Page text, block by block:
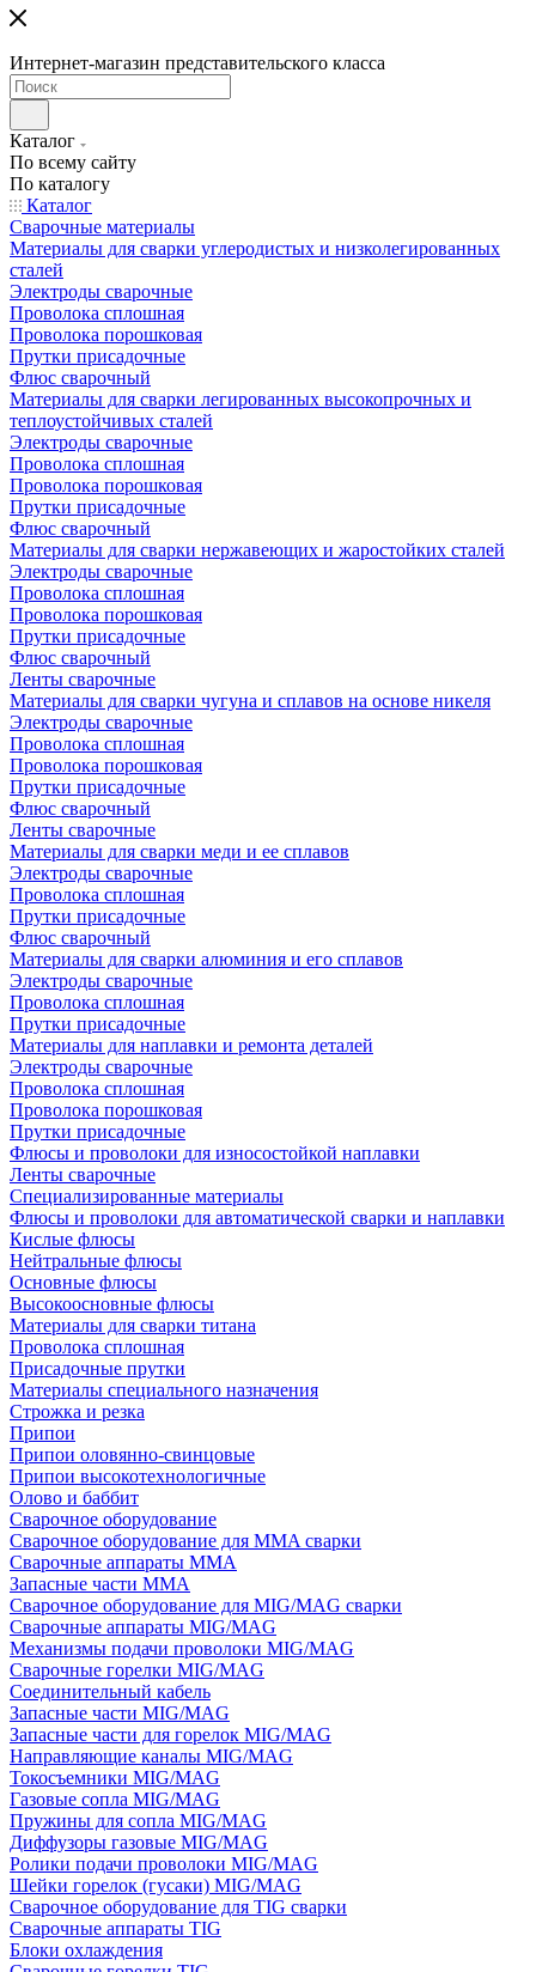
Интернет-магазин представительского класса
Каталог
По всему сайту
По каталогу
Каталог
Сварочные материалы
Материалы для сварки углеродистых и низколегированных
сталей
Электроды сварочные
Проволока сплошная
Проволока порошковая
Прутки присадочные
Флюс сварочный
Материалы для сварки легированных высокопрочных и
теплоустойчивых сталей
Электроды сварочные
Проволока сплошная
Проволока порошковая
Прутки присадочные
Флюс сварочный
Материалы для сварки нержавеющих и жаростойких сталей
Электроды сварочные
Проволока сплошная
Проволока порошковая
Прутки присадочные
Флюс сварочный
Ленты сварочные
Материалы для сварки чугуна и сплавов на основе никеля
Электроды сварочные
Проволока сплошная
Проволока порошковая
Прутки присадочные
Флюс сварочный
Ленты сварочные
Материалы для сварки меди и ее сплавов
Электроды сварочные
Проволока сплошная
Прутки присадочные
Флюс сварочный
Материалы для сварки алюминия и его сплавов
Электроды сварочные
Проволока сплошная
Прутки присадочные
Материалы для наплавки и ремонта деталей
Электроды сварочные
Проволока сплошная
Проволока порошковая
Прутки присадочные
Флюсы и проволоки для износостойкой наплавки
Ленты сварочные
Специализированные материалы
Флюсы и проволоки для автоматической сварки и наплавки
Кислые флюсы
Нейтральные флюсы
Основные флюсы
Высокоосновные флюсы
Материалы для сварки титана
Проволока сплошная
Присадочные прутки
Материалы специального назначения
Строжка и резка
Припои
Припои оловянно-свинцовые
Припои высокотехнологичные
Олово и баббит
Сварочное оборудование
Сварочное оборудование для MMA сварки
Сварочные аппараты MMA
Запасные части MMA
Сварочное оборудование для MIG/MAG сварки
Сварочные аппараты MIG/MAG
Механизмы подачи проволоки MIG/MAG
Сварочные горелки MIG/MAG
Соединительный кабель
Запасные части MIG/MAG
Запасные части для горелок MIG/MAG
Направляющие каналы MIG/MAG
Токосъемники MIG/MAG
Газовые сопла MIG/MAG
Пружины для сопла MIG/MAG
Диффузоры газовые MIG/MAG
Ролики подачи проволоки MIG/MAG
Шейки горелок (гусаки) MIG/MAG
Сварочное оборудование для TIG сварки
Сварочные аппараты TIG
Блоки охлаждения